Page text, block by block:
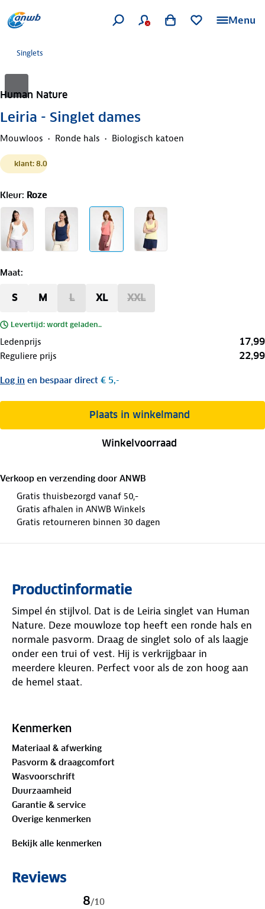
Menu
Singlets
Human Nature
Leiria - Singlet dames
Mouwloos Ronde hals Biologisch katoen
klant: 8.0
Kleur: Roze
Maat:
S M L XL XXL
Levertijd: wordt geladen..
Ledenprijs 17,99
Reguliere prijs 22,99
Log in en bespaar direct € 5,-
Plaats in winkelmand
Winkelvoorraad
Verkoop en verzending door ANWB
Gratis thuisbezorgd vanaf 50,-
Gratis afhalen in ANWB Winkels
Gratis retourneren binnen 30 dagen
Productinformatie
Simpel én stijlvol. Dat is de Leiria singlet van Human
Nature. Deze mouwloze top heeft een ronde hals en
normale pasvorm. Draag de singlet solo of als laagje
onder een trui of vest. Hij is verkrijgbaar in
meerdere kleuren. Perfect voor als de zon hoog aan
de hemel staat.
Buitenstof: 58%
Is je kleding aan vervanging toe? Lever het in bij
onze winkels. Wij geven er een nieuwe bestemming
aan.
Kenmerken
Materiaal & afwerking
Pasvorm & draagcomfort
Wasvoorschrift
Duurzaamheid
Garantie & service
Overige kenmerken
Bekijk alle kenmerken
Reviews
8/10